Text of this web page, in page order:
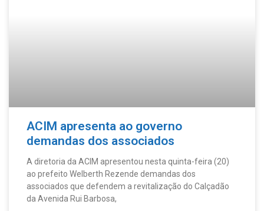
ACIM apresenta ao governo
demandas dos associados
A diretoria da ACIM apresentou nesta quinta-feira (20)
ao prefeito Welberth Rezende demandas dos
associados que defendem a revitalização do Calçadão
da Avenida Rui Barbosa,